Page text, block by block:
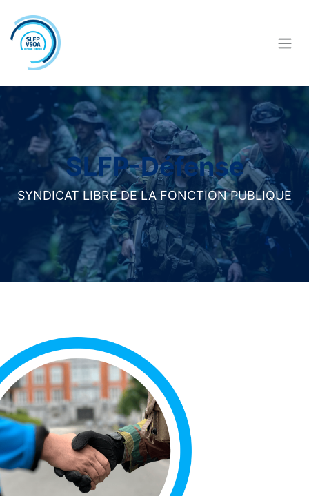
SLFP-Défense
SYNDICAT LIBRE DE LA FONCTION PUBLIQUE